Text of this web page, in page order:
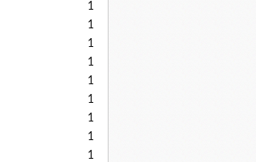
1
1
1
1
1
1
1
1
1